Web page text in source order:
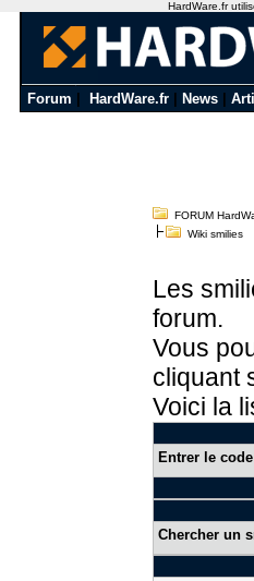
Forum HardWare.fr News
FORUM
Wiki smilies
Les
forum.
Vous
cliquant
Voici la
Entrer le
Chercher un
HardWare.fr